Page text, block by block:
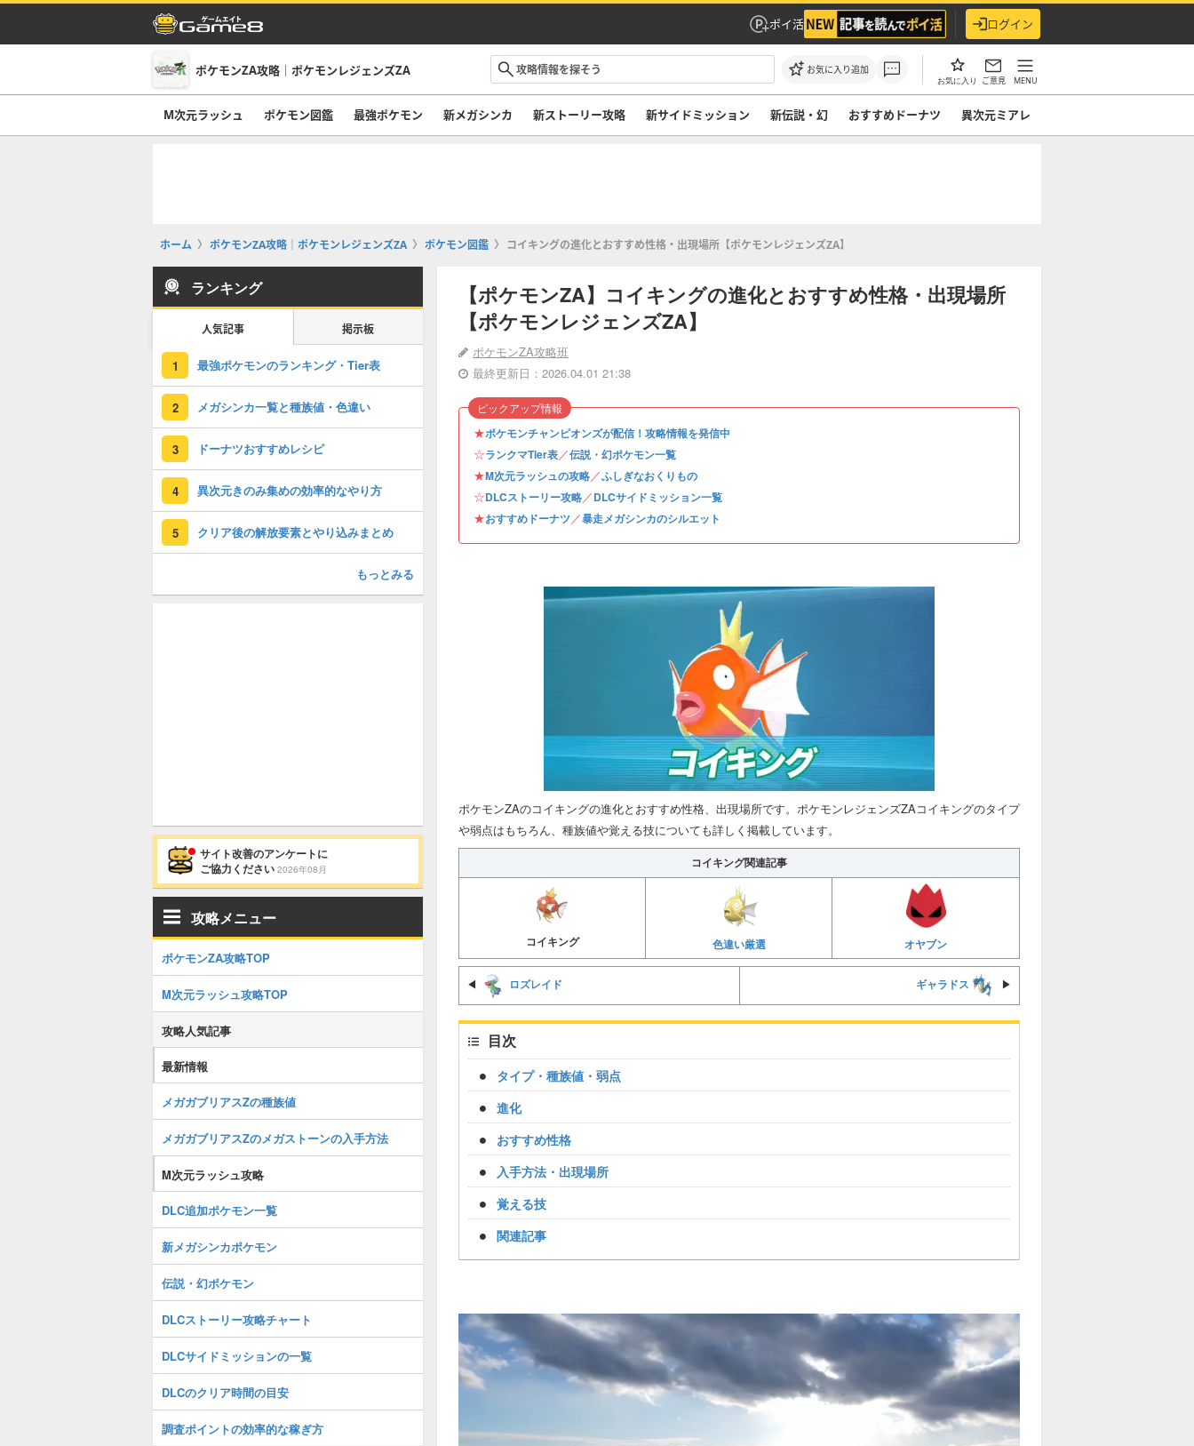
ポイ活 ログイン
ポケモンZA攻略｜ポケモンレジェンズZA お気に入り追加
お気に入り ご意見 MENU
M次元ラッシュ ポケモン図鑑 最強ポケモン 新メガシンカ 新ストーリー攻略 新サイドミッション 新伝説・幻 おすすめドーナツ 異次元ミアレ
ホーム ポケモンZA攻略｜ポケモンレジェンズZA ポケモン図鑑 コイキングの進化とおすすめ性格・出現場所【ポケモンレジェンズZA】
【ポケモンZA】コイキングの進化とおすすめ性格・出現場所
【ポケモンレジェンズZA】
ポケモンZA攻略班
最終更新日：2026.04.01 21:38
★ポケモンチャンピオンズが配信！攻略情報を発信中
☆ランクマTier表／伝説・幻ポケモン一覧
★M次元ラッシュの攻略／ふしぎなおくりもの
☆DLCストーリー攻略／DLCサイドミッション一覧
★おすすめドーナツ／暴走メガシンカのシルエット
ピックアップ情報
ポケモンZAのコイキングの進化とおすすめ性格、出現場所です。ポケモンレジェンズZAコイキングのタイプ
や弱点はもちろん、種族値や覚える技についても詳しく掲載しています。
コイキング関連記事
コイキング 色違い厳選 オヤブン
◀ ロズレイド ギャラドス ▶︎
目次
タイプ・種族値・弱点
進化
おすすめ性格
入手方法・出現場所
覚える技
関連記事
ランキング
人気記事 掲示板
1 最強ポケモンのランキング・Tier表
2 メガシンカ一覧と種族値・色違い
3 ドーナツおすすめレシピ
4 異次元きのみ集めの効率的なやり方
5 クリア後の解放要素とやり込みまとめ
もっとみる
サイト改善のアンケートに
ご協力ください 2026年08月
攻略メニュー
ポケモンZA攻略TOP
M次元ラッシュ攻略TOP
攻略人気記事
最新情報
メガガブリアスZの種族値
メガガブリアスZのメガストーンの入手方法
M次元ラッシュ攻略
DLC追加ポケモン一覧
新メガシンカポケモン
伝説・幻ポケモン
DLCストーリー攻略チャート
DLCサイドミッションの一覧
DLCのクリア時間の目安
調査ポイントの効率的な稼ぎ方